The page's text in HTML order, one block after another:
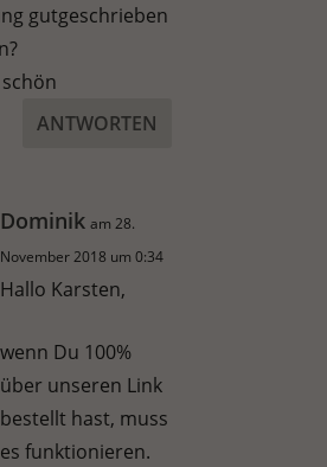
gutgeschrieben
ANTWORTEN
Dominik am 28.
November 2018 um 0:34
Hallo Karsten,
wenn Du 100%
über unseren Link
bestellt hast, muss
es funktionieren.